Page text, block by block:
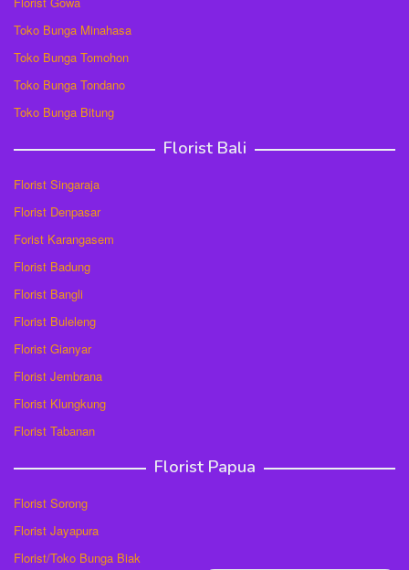
Toko Bunga Minahasa
Toko Bunga Tomohon
Toko Bunga Tondano
Toko Bunga Bitung
Florist Bali
Florist Singaraja
Florist Denpasar
Forist Karangasem
Florist Badung
Florist Bangli
Florist Buleleng
Florist Gianyar
Florist Jembrana
Florist Klungkung
Florist Tabanan
Florist Papua
Florist Sorong
Florist Jayapura
Florist/Toko Bunga Biak